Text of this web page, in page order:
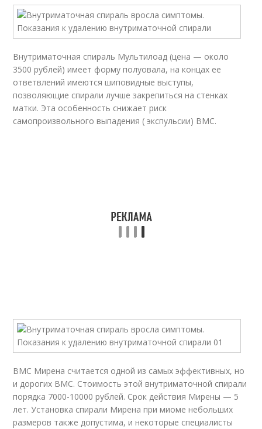
Внутриматочная спираль Мультилоад (цена — около
3500 рублей) имеет форму полуовала, на концах ее
ответвлений имеются шиповидные выступы,
позволяющие спирали лучше закрепиться на стенках
матки. Эта особенность снижает риск
самопроизвольного выпадения ( экспульсии) ВМС.
ВМС Мирена считается одной из самых эффективных, но
и дорогих ВМС. Стоимость этой внутриматочной спирали
порядка 7000-10000 рублей. Срок действия Мирены — 5
лет. Установка спирали Мирена при миоме небольших
размеров также допустима, и некоторые специалисты